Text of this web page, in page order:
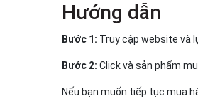
Hướng dẫn
Bước 1: Truy cập website và
Bước 2: Click và sản phẩm
Nếu bạn muốn tiếp tục mua